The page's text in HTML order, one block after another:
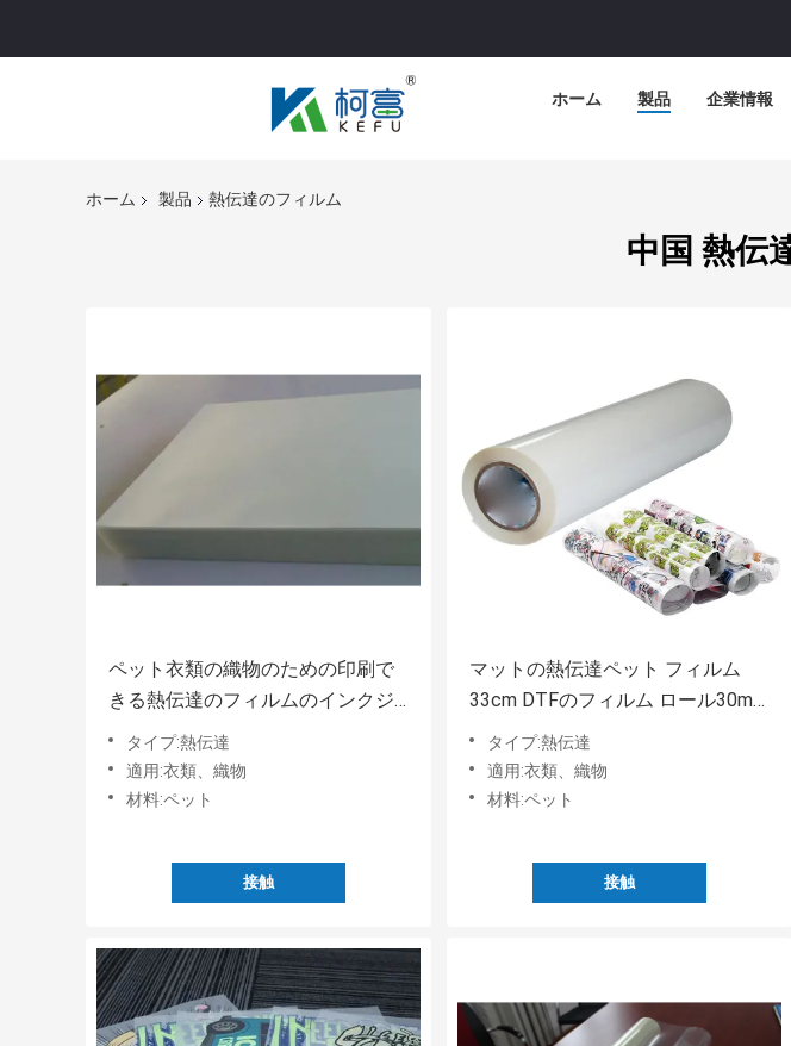
ホーム 製品 企業情報
ホーム 製品 熱伝達のフィルム
中国 熱伝
ペット衣類の織物のための印刷で
きる熱伝達のフィルムのインクジ
ェット印刷紙
タイプ:熱伝達
適用:衣類、織物
材料:ペット
接触
マットの熱伝達ペット フィルム
33cm DTFのフィルム ロール30m
A3 DTFプリンター フィルム
タイプ:熱伝達
適用:衣類、織物
材料:ペット
接触